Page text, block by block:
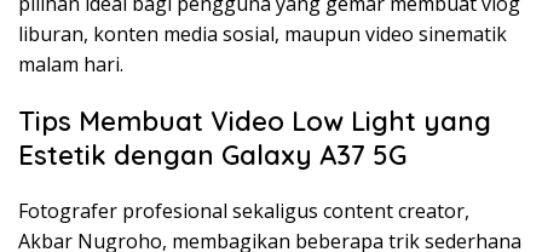
liburan, konten media sosial, maupun video sinematik
malam hari.
Tips Membuat Video Low Light yang
Estetik dengan Galaxy A37 5G
Fotografer profesional sekaligus content creator,
Akbar Nugroho, membagikan beberapa trik sederhana